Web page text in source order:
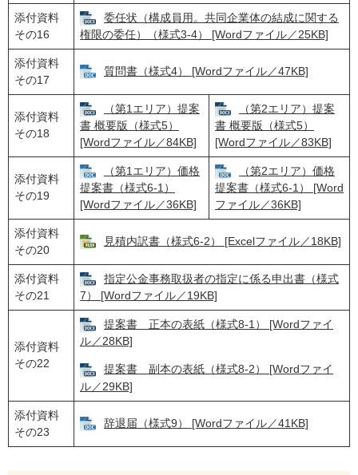
添付資料
その16
委任状（構成員用。共同企業体の結成に関する
権限の委任）（様式3-4） [Wordファイル／25KB]
添付資料
その17
質問書（様式4） [Wordファイル／47KB]
添付資料
その18
（第1エリア）提案
書 概要版（様式5）
[Wordファイル／84KB]
（第2エリア）提案
書 概要版（様式5）
[Wordファイル／83KB]
添付資料
その19
（第1エリア）価格
提案書（様式6-1）
[Wordファイル／36KB]
（第2エリア）価格
提案書（様式6-1） [Word
ファイル／36KB]
添付資料
その20
見積内訳書（様式6-2） [Excelファイル／18KB]
添付資料
その21
指定公金事務取扱者の指定に係る申出書（様式
7） [Wordファイル／19KB]
添付資料
その22
提案書 正本の表紙（様式8-1） [Wordファイ
ル／28KB]
提案書 副本の表紙（様式8-2） [Wordファイ
ル／29KB]
添付資料
その23
辞退届（様式9） [Wordファイル／41KB]